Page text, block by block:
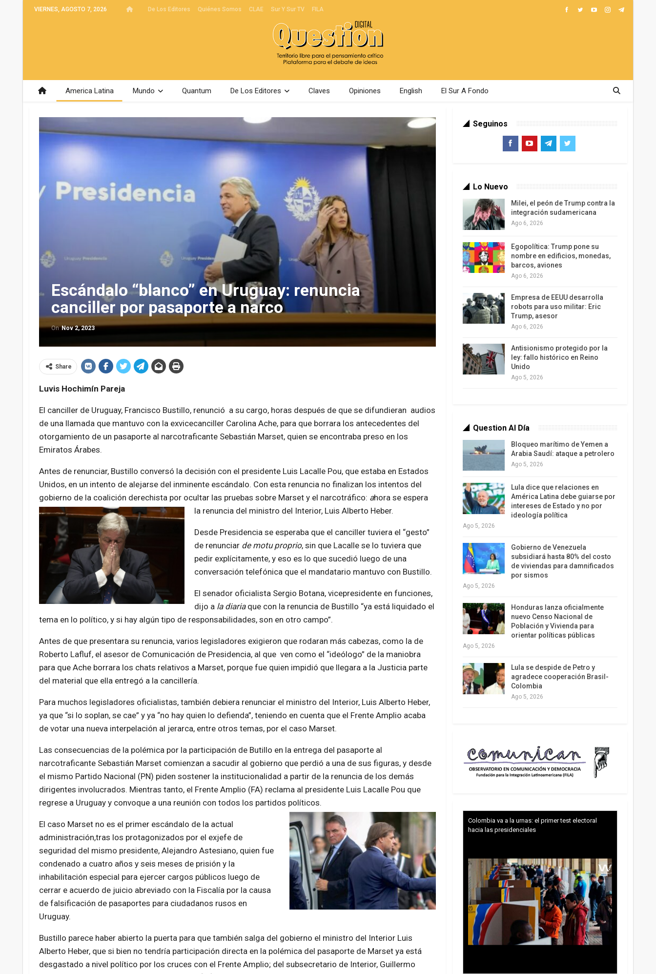
VIERNES, AGOSTO 7, 2026 De Los Editores Quiénes Somos CLAE Sur Y Sur TV FILA
America Latina Mundo Quantum De Los Editores Claves Opiniones English El Sur A Fondo
Escándalo “blanco” en Uruguay: renuncia
canciller por pasaporte a narco
OnNov 2, 2023
Share
Luvis Hochimín Pareja
El canciller de Uruguay, Francisco Bustillo, renunció a su cargo, horas después de que se difundieran audios
de una llamada que mantuvo con la exvicecanciller Carolina Ache, para que borrara los antecedentes del
otorgamiento de un pasaporte al narcotraficante Sebastián Marset, quien se encontraba preso en los
Emiratos Árabes.
Antes de renunciar, Bustillo conversó la decisión con el presidente Luis Lacalle Pou, que estaba en Estados
Unidos, en un intento de alejarse del inminente escándalo. Con esta renuncia no finalizan los intentos del
gobierno de la coalición derechista por ocultar las pruebas sobre Marset y el narcotráfico: ahora se espera
la renuncia del ministro del Interior, Luis Alberto Heber.
Desde Presidencia se esperaba que el canciller tuviera el “gesto”
de renunciar de motu proprio, sin que Lacalle se lo tuviera que
pedir explícitamente, y eso es lo que sucedió luego de una
conversación telefónica que el mandatario mantuvo con Bustillo.
El senador oficialista Sergio Botana, vicepresidente en funciones,
dijo a la diariaque con la renuncia de Bustillo “ya está liquidado el
tema en lo político, y si hay algún tipo de responsabilidades, son en otro campo”.
Antes de que presentara su renuncia, varios legisladores exigieron que rodaran más cabezas, como la de
Roberto Lafluf, el asesor de Comunicación de Presidencia, al que ven como el “ideólogo” de la maniobra
para que Ache borrara los chats relativos a Marset, porque fue quien impidió que llegara a la Justicia parte
del material que ella entregó a la cancillería.
Para muchos legisladores oficialistas, también debiera renunciar el ministro del Interior, Luis Alberto Heber,
ya que “si lo soplan, se cae” y ya “no hay quien lo defienda”, teniendo en cuenta que el Frente Amplio acaba
de votar una nueva interpelación al jerarca, entre otros temas, por el caso Marset.
Las consecuencias de la polémica por la participación de Butillo en la entrega del pasaporte al
narcotraficante Sebastián Marset comienzan a sacudir al gobierno que perdió a una de sus figuras, y desde
el mismo Partido Nacional (PN) piden sostener la institucionalidad a partir de la renuncia de los demás
dirigentes involucrados. Mientras tanto, el Frente Amplio (FA) reclama al presidente Luis Lacalle Pou que
regrese a Uruguay y convoque a una reunión con todos los partidos políticos.
El caso Marset no es el primer escándalo de la actual
administración,tras los protagonizados por el exjefe de
seguridad del mismo presidente, Alejandro Astesiano, quien fue
condenado a cuatro años y seis meses de prisión y la
inhabilitación especial para ejercer cargos públicos luego de
cerrar e acuerdo de juicio abreviado con la Fiscalía por la causa
de falsificación de pasaportes para ciudadanos rusos en
Uruguay.
Bustillo parece haber abierto la puerta para que también salga del gobierno el ministro del Interior Luis
Alberto Heber, que si bien no tendría participación directa en la polémica del pasaporte de Marset ya está
desgastado a nivel político por los cruces con el Frente Amplio; del subsecretario de Interior, Guillermo
Seguinos
Lo Nuevo
Milei, el peón de Trump contra la
integración sudamericana
Ago 6, 2026
Egopolítica: Trump pone su
nombre en edificios, monedas,
barcos, aviones
Ago 6, 2026
Empresa de EEUU desarrolla
robots para uso militar: Eric
Trump, asesor
Ago 6, 2026
Antisionismo protegido por la
ley: fallo histórico en Reino
Unido
Ago 5, 2026
Question Al Día
Bloqueo marítimo de Yemen a
Arabia Saudí: ataque a petrolero
Ago 5, 2026
Lula dice que relaciones en
América Latina debe guiarse por
intereses de Estado y no por
ideología política
Ago 5, 2026
Gobierno de Venezuela
subsidiará hasta 80% del costo
de viviendas para damnificados
por sismos
Ago 5, 2026
Honduras lanza oficialmente
nuevo Censo Nacional de
Población y Vivienda para
orientar políticas públicas
Ago 5, 2026
Lula se despide de Petro y
agradece cooperación Brasil-
Colombia
Ago 5, 2026
Colombia va a la urnas: el primer test electoral
hacia las presidenciales